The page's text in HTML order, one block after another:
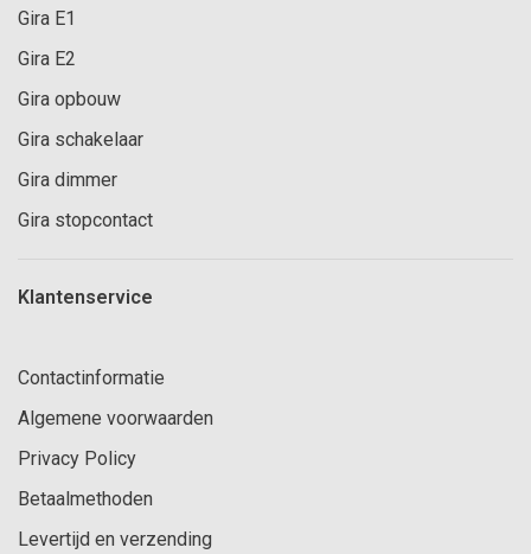
Gira E1
Gira E2
Gira opbouw
Gira schakelaar
Gira dimmer
Gira stopcontact
Klantenservice
Contactinformatie
Algemene voorwaarden
Privacy Policy
Betaalmethoden
Levertijd en verzending